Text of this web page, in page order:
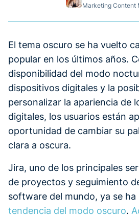
Marketing Content
El tema oscuro se ha vuelto
popular en los últimos años.
disponibilidad del modo
dispositivos digitales y la
personalizar la apariencia de
digitales, los usuarios están
oportunidad de cambiar su
clara a oscura.
Jira, uno de los principales
de proyectos y seguimiento
software del mundo, ya se ha
tendencia del modo oscuro.